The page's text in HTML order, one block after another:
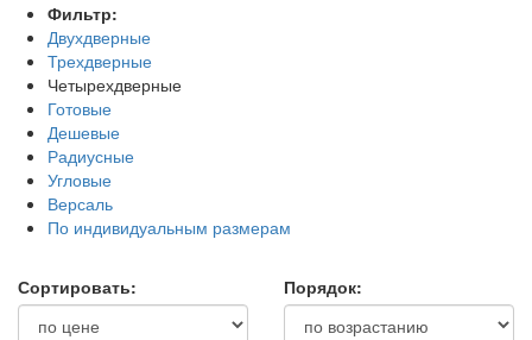
Фильтр:
Двухдверные
Трехдверные
Четырехдверные
Готовые
Дешевые
Радиусные
Угловые
Версаль
По индивидуальным размерам
Сортировать: Порядок: